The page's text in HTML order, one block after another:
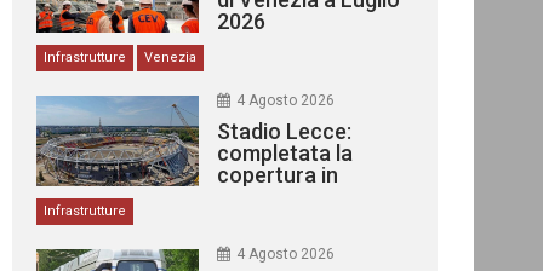
2026
Infrastrutture Venezia
4 Agosto 2026
Stadio Lecce:
completata la
copertura in
Infrastrutture
4 Agosto 2026